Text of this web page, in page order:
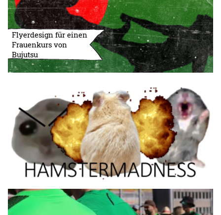
Flyerdesign für einen
Frauenkurs von
Bujutsu